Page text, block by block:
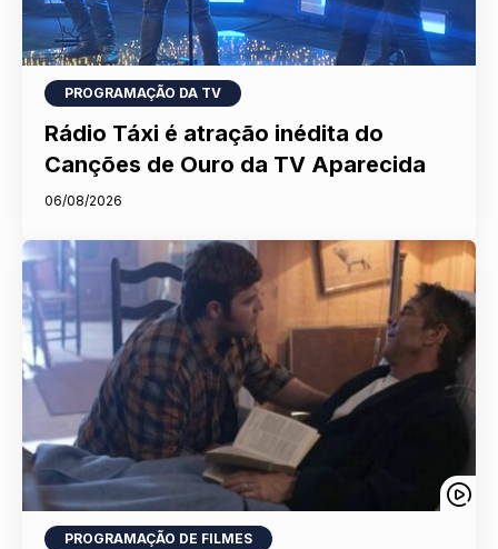
PROGRAMAÇÃO DA TV
Rádio Táxi é atração inédita do
Canções de Ouro da TV Aparecida
06/08/2026
PROGRAMAÇÃO DE FILMES